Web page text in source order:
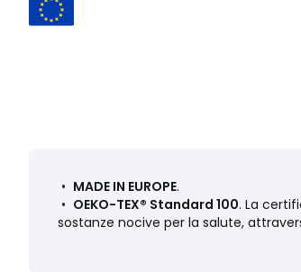
• MADE IN EUROPE.
• OEKO-TEX® Standard 100. La
sostanze nocive per la salute,